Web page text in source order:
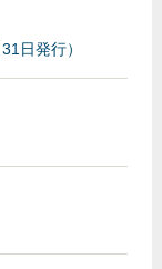
日発行）